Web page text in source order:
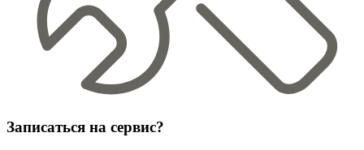
Записаться на сервис?